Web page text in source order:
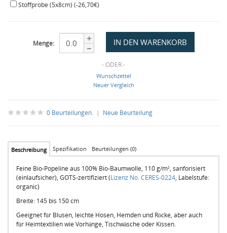
Stoffprobe (5x8cm) (-26,70€)
Menge:
- ODER -
Wunschzettel
Neuer Vergleich
0 Beurteilungen. | Neue Beurteilung
Beschreibung Spezifikation Beurteilungen (0)
Feine Bio-Popeline aus 100% Bio-Baumwolle, 110 g/m², sanforisiert
(einlaufsicher), GOTS-zertifiziert (Lizenz No. CERES-0224, Labelstufe:
organic)
Breite: 145 bis 150 cm
Geeignet für Blusen, leichte Hosen, Hemden und Röcke, aber auch
für Heimtextilien wie Vorhänge, Tischwäsche oder Kissen.